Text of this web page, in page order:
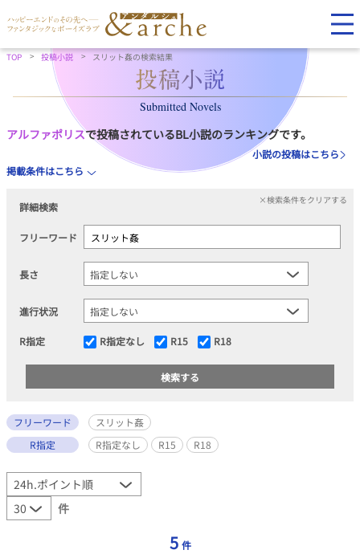
TOP 投稿小説 スリット姦の検索結果
Submitted Novels
アルファポリスで投稿されているBL小説のランキングです。
小説の投稿はこちら
掲載条件はこちら
詳細検索
×検索条件をクリアする
フリーワード
長さ
進行状況
R指定 R指定なし R15 R18
フリーワード
スリット姦
R指定
R指定なし R15 R18
件
5 件